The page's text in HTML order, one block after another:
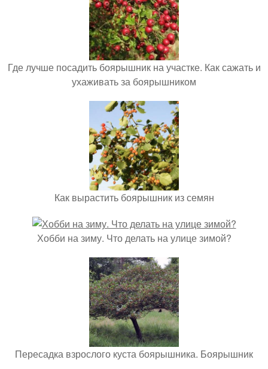
Где лучше посадить боярышник на участке. Как сажать и
ухаживать за боярышником
Как вырастить боярышник из семян
Хобби на зиму. Что делать на улице зимой?
Пересадка взрослого куста боярышника. Боярышник